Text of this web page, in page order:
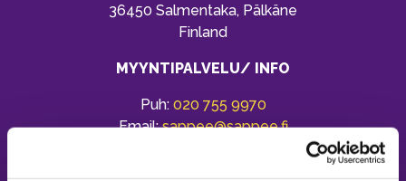
36450 Salmentaka, Pälkäne
Finland
MYYNTIPALVELU/ INFO
Puh: 020 755 9970
Email:sappee@sappee.fi